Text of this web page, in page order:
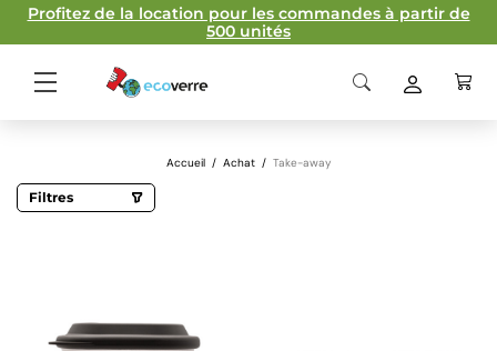
Profitez de la location pour les commandes à partir de
500 unités
Accueil / Achat / Take-away
Filtres
468 ml